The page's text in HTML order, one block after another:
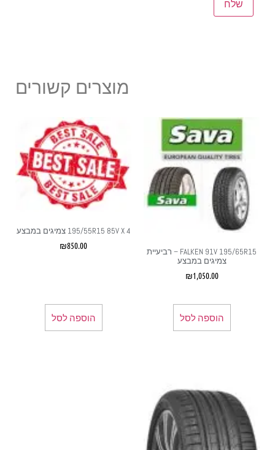
מוצרים קשורים
FALKEN 91V 195/65R15 – רביעיית
צמיגים במבצע
₪1,050.00
הוספה לסל
195/55R15 85V X 4 צמיגים במבצע
₪850.00
הוספה לסל